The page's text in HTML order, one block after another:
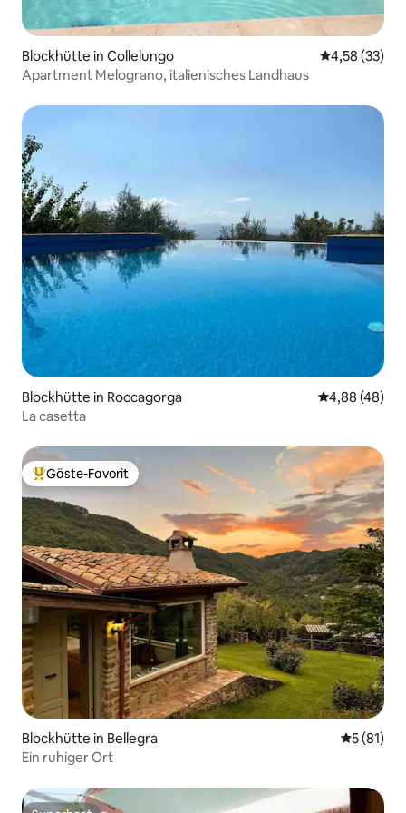
Blockhütte in Collelungo
4,58 (33)
Apartment Melograno, italienisches Landhaus
Blockhütte in Roccagorga
4,88 (48)
La casetta
Beliebter Gäste-Favorit.
Gäste-Favorit
Blockhütte in Bellegra
5 (81)
Ein ruhiger Ort